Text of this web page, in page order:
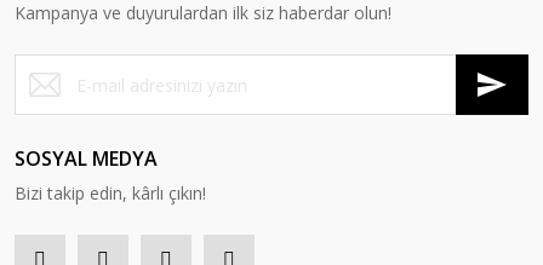
Kampanya ve duyurulardan ilk siz haberdar olun!
SOSYAL MEDYA
Bizi takip edin, kârlı çıkın!